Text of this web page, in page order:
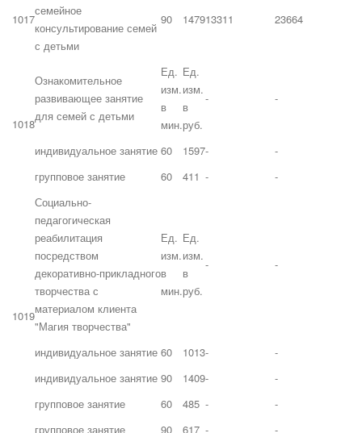
1017
семейное
консультирование семей
с детьми
90 147913311 23664
1018
Ознакомительное
развивающее занятие
для семей с детьми
Ед.
изм.
в
мин.
Ед.
изм.
в
руб.
- -
индивидуальное занятие 60 1597-
-
групповое занятие
60 411 - -
1019
Социально-
педагогическая
реабилитация
посредством
декоративно-прикладного
творчества с
материалом клиента
"Магия творчества"
Ед.
изм.
в
мин.
Ед.
изм.
в
руб.
- -
индивидуальное занятие 60 1013-
-
индивидуальное занятие 90 1409-
-
групповое занятие
60 485 -
-
групповое занятие
90 617 - -